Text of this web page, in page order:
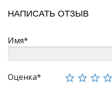
НАПИСАТЬ ОТЗЫВ
Имя*
Оценка*